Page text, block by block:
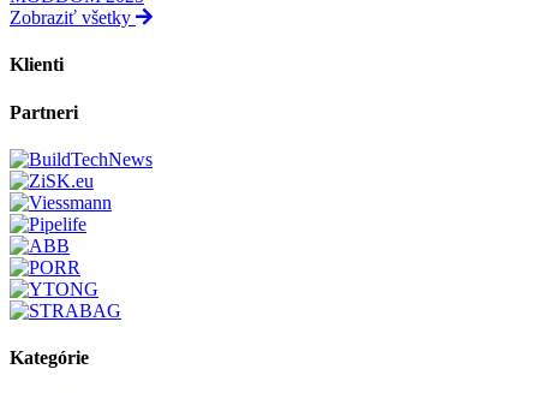
Zobraziť všetky
Klienti
Partneri
Kategórie